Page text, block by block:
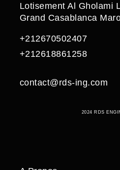
Lotisement Al Gholami
Grand Casablanca
+212670502407
+212618861258
contact@rds-ing.com
2024 RDS